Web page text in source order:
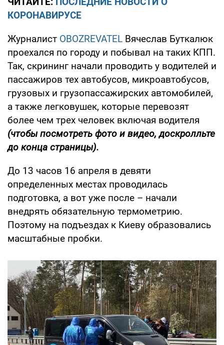
КОРОНАВИРУСЕ
Журналист OBOZREVATEL Вячеслав Буткалюк
проехался по городу и побывал на таких КПП.
Так, скрининг начали проводить у водителей и
пассажиров тех автобусов, микроавтобусов,
грузовых и грузопассажирских автомобилей,
а также легковушек, которые перевозят
более чем трех человек включая водителя
(чтобы посмотреть фото и видео, доскролльте
до конца страницы).
До 13 часов 16 апреля в девяти
определенных местах проводилась
подготовка, а вот уже после – начали
внедрять обязательную термометрию.
Поэтому на подъездах к Киеву образовались
масштабные пробки.